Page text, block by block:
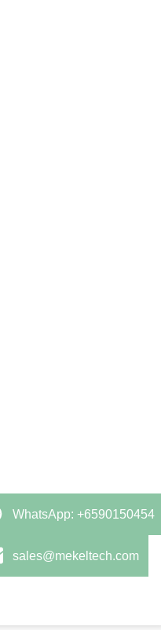
WhatsApp: +6590150454
sales@mekeltech.com